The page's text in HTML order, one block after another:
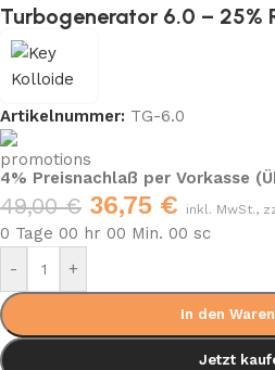
Turbogenerator 6.0 – 25%
Artikelnummer: TG-6.0
4% Preisnachlaß per Vorkasse
49,00€ 36,75 € inkl. MwSt.,
0 Tage 00 hr 00 Min. 00 sc
-
+
In den
Jetzt